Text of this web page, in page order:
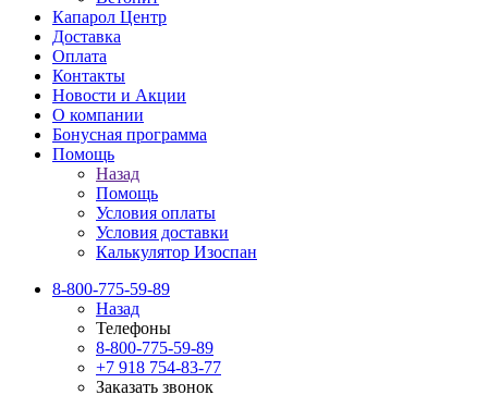
Капарол Центр
Доставка
Оплата
Контакты
Новости и Акции
О компании
Бонусная программа
Помощь
Назад
Помощь
Условия оплаты
Условия доставки
Калькулятор Изоспан
8-800-775-59-89
Назад
Телефоны
8-800-775-59-89
+7 918 754-83-77
Заказать звонок